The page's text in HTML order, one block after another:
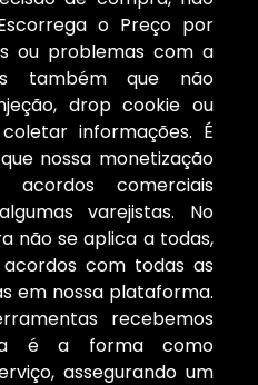
o Preço por
ou problemas com a
também que não
drop cookie ou
informações. É
nossa monetização
comerciais
varejistas. No
não se aplica a todas,
com todas as
em nossa plataforma.
recebemos
é a forma como
assegurando um